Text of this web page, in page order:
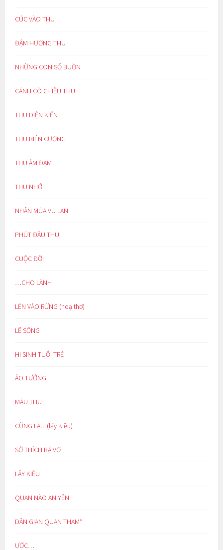
CÚC VÀO THU
ĐẬM HƯƠNG THU
NHỮNG CON SỐ BUỒN
CÁNH CÒ CHIỀU THU
THU DIỆN KIẾN
THU BIÊN CƯƠNG
THU ẢM ĐẠM
THU NHỚ
NHÂN MÙA VU LAN
PHÚT ĐẦU THU
CUỘC ĐỜI
…CHO LÀNH
LẺN VÀO RỪNG (hoạ thơ)
LẼ SỐNG
HI SINH TUỔI TRẺ
ẢO TƯỞNG
MÀU THU
CŨNG LÀ…(lẩy Kiều)
SỞ THÍCH BÁ VƠ
LẨY KIỀU
QUAN NÀO AN YÊN
DÂN GIAN QUAN THAM*
ƯỚC…